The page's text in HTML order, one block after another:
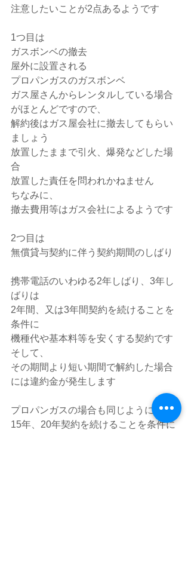
注意したいことが2点あるようです
1つ目は
ガスボンベの撤去
屋外に設置される
プロパンガスのガスボンベ
ガス屋さんからレンタルしている場合
がほとんどですので、
解約後はガス屋会社に撤去してもらい
ましょう
放置したままで引火、爆発などした場
合
放置した責任を問われかねません
ちなみに、
撤去費用等はガス会社によるようです
2つ目は
無償貸与契約に伴う契約期間のしばり
携帯電話のいわゆる2年しばり、3年し
ばりは
2年間、又は3年間契約を続けることを
条件に
機種代や基本料等を安くする契約です
そして、
その期間より短い期間で解約した場合
には違約金が発生します
プロパンガスの場合も同じように
15年、20年契約を続けることを条件に